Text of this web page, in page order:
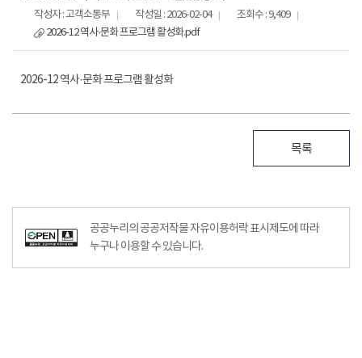
작성자 : 고객소통부 작성일 : 2026-02-04
조회수 : 9,409
2026-12 역사·문화 프로그램 활성화.pdf
2026-12 역사·문화 프로그램 활성화
목록
공공누리의 공공저작물 자유이용허락 표시제도에 따라
누구나 이용할 수 있습니다.